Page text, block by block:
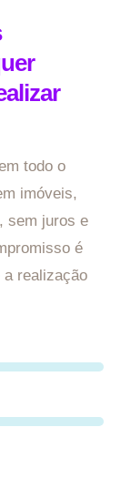
todo o
imóveis,
sem juros e
é
a realização